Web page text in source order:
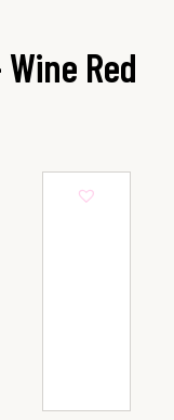
Red